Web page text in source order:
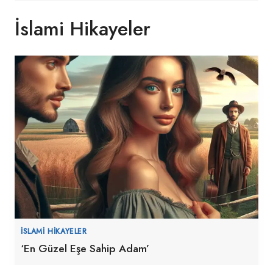
İslami Hikayeler
İSLAMI HIKAYELER
‘En Güzel Eşe Sahip Adam’